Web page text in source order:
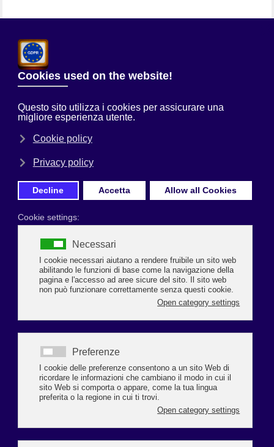
Chi Siamo
Sei qui:Home Uncategorised
ENTRO IL 16 SETTEMBRE
Prima Pagina
TAXI, LE DOMANDE SI POSSONO
PRESENTARE ENTRO IL 16 SETTEMBRE
Si possono presentare entro il 16 settembre le domande per partecipare al